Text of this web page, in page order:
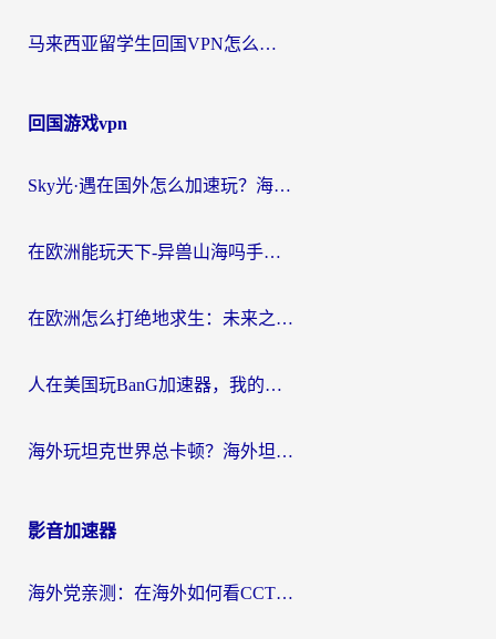
马来西亚留学生回国VPN怎么选？3个避坑点+1款实测好用的加速器推荐
回国游戏vpn
Sky光·遇在国外怎么加速玩？海外党亲测有效的国服游戏加速指南
在欧洲能玩天下-异兽山海吗手游？海外玩家的加速器生存指南
在欧洲怎么打绝地求生：未来之役不卡？留学生亲测的加速器避坑指南
人在美国玩BanG加速器，我的延迟终于绿了
海外玩坦克世界总卡顿？海外坦克世界加速器有哪些？实测好用的选择在这里
影音加速器
海外党亲测：在海外如何看CCTV？告别“仅限大陆播放”的实用指南